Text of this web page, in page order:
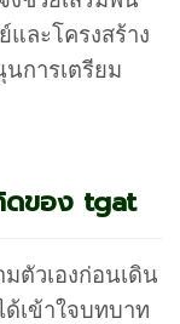
ละโครงสร้าง
การเตรียม
ดของ tgat
ตัวเองก่อนเดิน
ด้เข้าใจบทบาท